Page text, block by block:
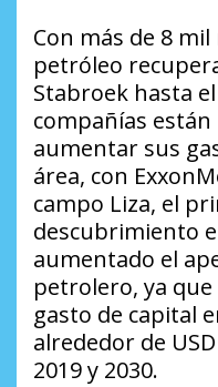
Con más de 8
petróleo
Stabroek hasta
compañías
aumentar sus
área, con
campo Liza, el
descubrimiento
aumentado el
petrolero, ya
gasto de capital
alrededor de
2019 y 2030.